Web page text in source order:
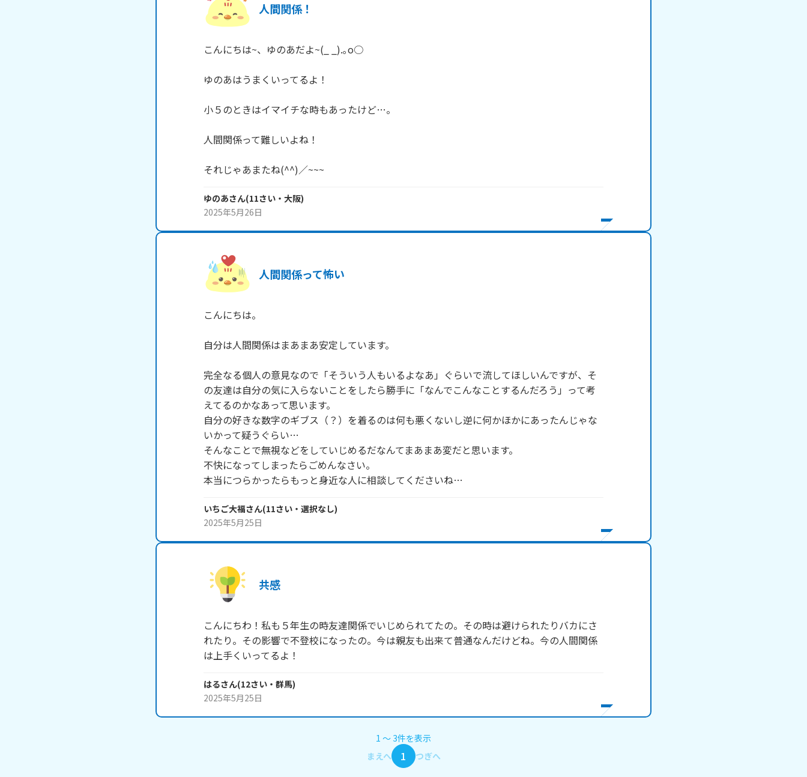
人間関係！
こんにちは~、ゆのあだよ~(_ _).｡o○
ゆのあはうまくいってるよ！
小５のときはイマイチな時もあったけど…。
人間関係って難しいよね！
それじゃあまたね(^^)／~~~
ゆのあさん(11さい・ 大阪)
2025年5月26日
人間関係って怖い
こんにちは。
自分は人間関係はまあまあ安定しています。
完全なる個人の意見なので「そういう人もいるよなあ」ぐらいで流してほしいんですが、そ
の友達は自分の気に入らないことをしたら勝手に「なんでこんなことするんだろう」って考
えてるのかなあって思います。
自分の好きな数字のギブス（？）を着るのは何も悪くないし逆に何かほかにあったんじゃな
いかって疑うぐらい…
そんなことで無視などをしていじめるだなんてまあまあ変だと思います。
不快になってしまったらごめんなさい。
いちご大福さん(11さい・ 選択なし)
2025年5月25日
共感
こんにちわ！私も５年生の時友達関係でいじめられてたの。その時は避けられたりバカにさ
れたり。その影響で不登校になったの。今は親友も出来て普通なんだけどね。今の人間関係
は上手くいってるよ！
はるさん(12さい・ 群馬)
2025年5月25日
1 〜 3件を表示
まえへ
1 つぎへ